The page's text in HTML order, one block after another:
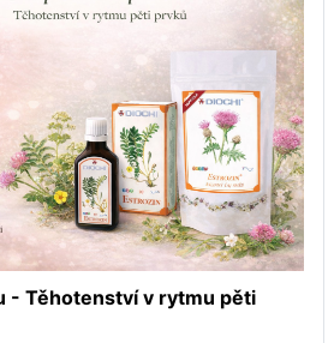
- Těhotenství v rytmu pěti